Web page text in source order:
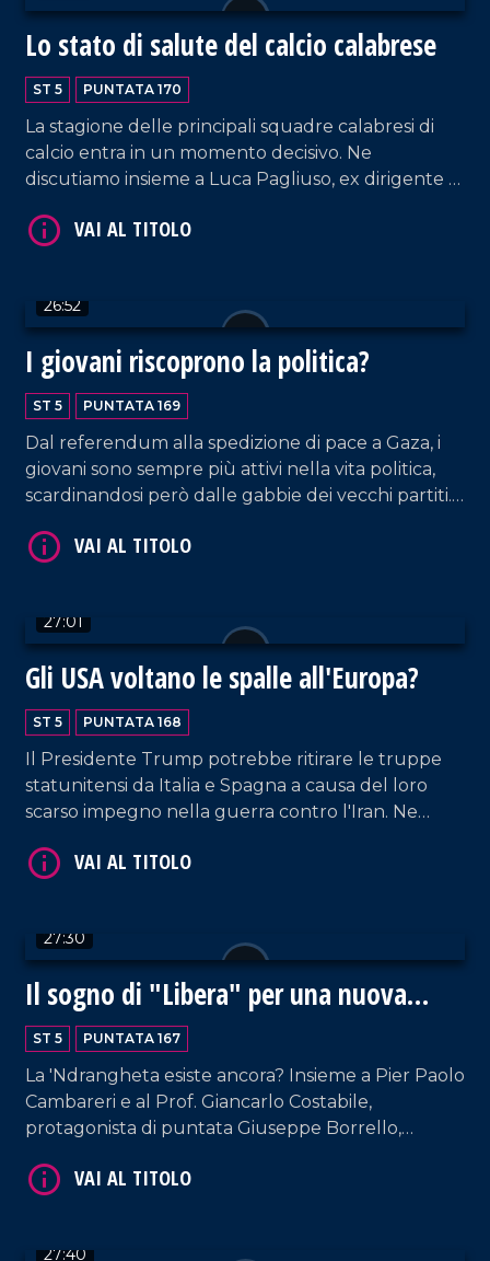
Lo stato di salute del calcio calabrese
ST 5 PUNTATA 170
La stagione delle principali squadre calabresi di
calcio entra in un momento decisivo. Ne
discutiamo insieme a Luca Pagliuso, ex dirigente di
giornalista della Gazzetta dello Sport.
26:52
I giovani riscoprono la politica?
ST 5 PUNTATA 169
Dal referendum alla spedizione di pace a Gaza, i
giovani sono sempre più attivi nella vita politica,
scardinandosi però dalle gabbie dei vecchi partiti.
nazionale Gioventù nazionale, e Francesco
27:01
Gli USA voltano le spalle all'Europa?
ST 5 PUNTATA 168
Il Presidente Trump potrebbe ritirare le truppe
statunitensi da Italia e Spagna a causa del loro
scarso impegno nella guerra contro l'Iran. Ne
emerito di Scienza della Politica, e Marco
27:30
Il sogno di "Libera" per una nuova
Calabria
ST 5 PUNTATA 167
La 'Ndrangheta esiste ancora? Insieme a Pier Paolo
Cambareri e al Prof. Giancarlo Costabile,
protagonista di puntata Giuseppe Borrello,
provinciale durante lo scoppio dell'inchiesta
27:40
VAI AL TITOLO
VAI AL TITOLO
VAI AL TITOLO